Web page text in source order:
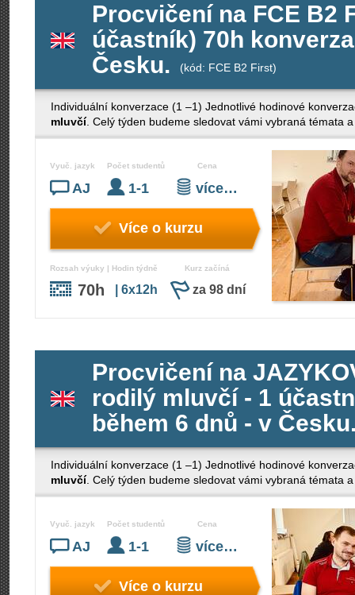
Procvičení na FCE B2
účastník) 70h
Česku.
(kód: FCE B2 First)
Individuální konverzace (1 –1) Jednotlivé hodinové
mluvčí. Celý týden budeme sledovat vámi vybraná témata
Vyuč. jazyk
AJ
Počet studentů
1-1
Cena
více…
Více o kurzu
Rozsah výuky | Hodin týdně
70h | 6x12h
Kurz začíná
za 98 dní
Procvičení na
rodilý mluvčí - 1
během 6 dnů - v
Individuální konverzace (1 –1) Jednotlivé hodinové
mluvčí. Celý týden budeme sledovat vámi vybraná témata
Vyuč. jazyk
AJ
Počet studentů
1-1
Cena
více…
Více o kurzu